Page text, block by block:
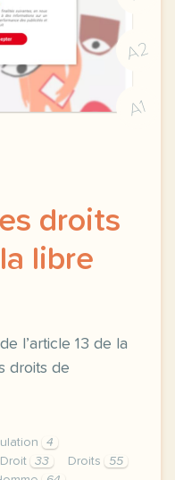
A2
A1
droits
libre
l’article 13 de la
droits de
4
Droit 33 Droits
55